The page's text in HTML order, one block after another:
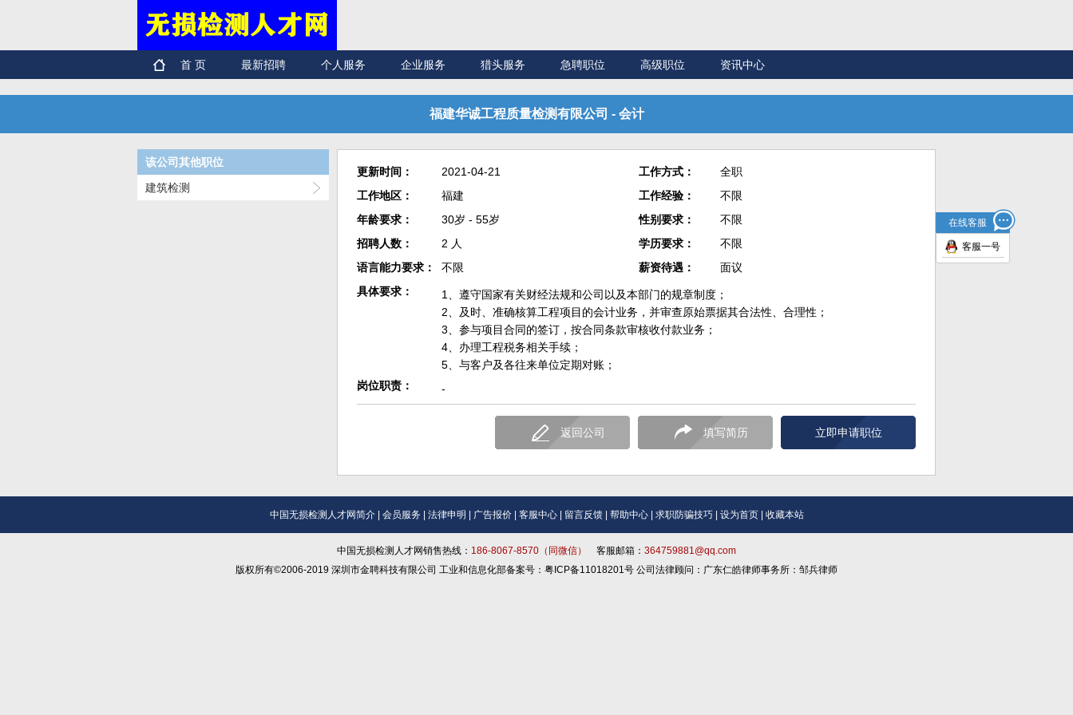
首 页 最新招聘 个人服务 企业服务 猎头服务 急聘职位 高级职位 资讯中心
福建华诚工程质量检测有限公司 - 会计
该公司其他职位
建筑检测
更新时间： 2021-04-21 工作方式：
全职
工作地区：
福建 工作经验：
不限
年龄要求：
30岁 - 55岁 性别要求：
不限
招聘人数：
2 人 学历要求：
不限
语言能力要求：
不限 薪资待遇：
面议
具体要求：
1、遵守国家有关财经法规和公司以及本部门的规章制度；
2、及时、准确核算工程项目的会计业务，并审查原始票据其合法性、合理性；
3、参与项目合同的签订，按合同条款审核收付款业务；
4、办理工程税务相关手续；
5、与客户及各往来单位定期对账；
岗位职责：
-
立即申请职位
填写简历
返回公司
中国无损检测人才网简介| 会员服务 法律申明 广告报价| 客服中心| 留言反馈| 帮助中心| 求职防骗技巧| 设为首页| 收藏本站
中国无损检测人才网销售热线： 186-8067-8570（同微信） 客服邮箱： 364759881@qq.com
版权所有©2006-2019 深圳市金聘科技有限公司 工业和信息化部备案号：粤ICP备11018201号 公司法律顾问：广东仁皓律师事务所：邹兵律师
在线客服
客服一号